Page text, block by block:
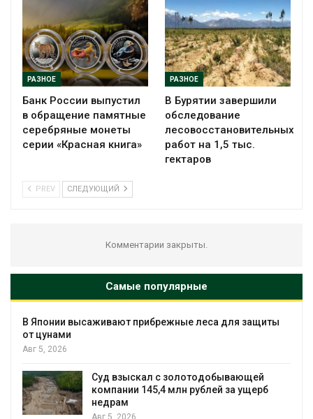
РАЗНОЕ
Банк России выпустил
в обращение памятные
серебряные монеты
серии «Красная книга»
РАЗНОЕ
В Бурятии завершили
обследование
лесовосстановительных
работ на 1,5 тыс.
гектаров
PREV СЛЕДУЮЩИЙ
Комментарии закрыты.
Самые популярные
леса для защиты
с золотодобывающей
млн рублей за ущерб
Минприроды
Спасённые от